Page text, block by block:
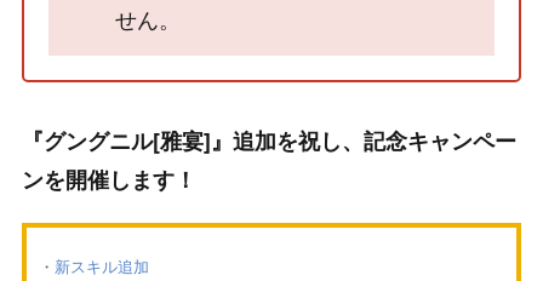
せん。
『グングニル[雅宴]』追加を祝し、記念キャンペー
ンを開催します！
新スキル追加